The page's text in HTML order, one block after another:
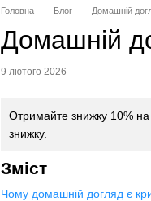
Головна Блог Домашній
Домашній
9 лютого 2026
Отримайте знижку 10% на
знижку.
Зміст
Чому домашній догляд є